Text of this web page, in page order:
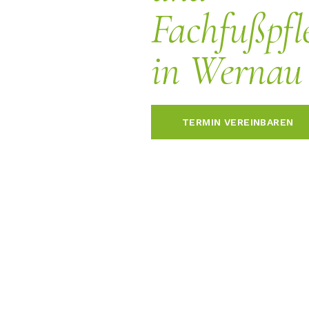
in Wernau
TERMIN VEREINBAREN